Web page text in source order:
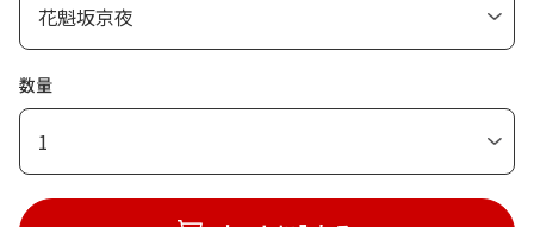
数量
1